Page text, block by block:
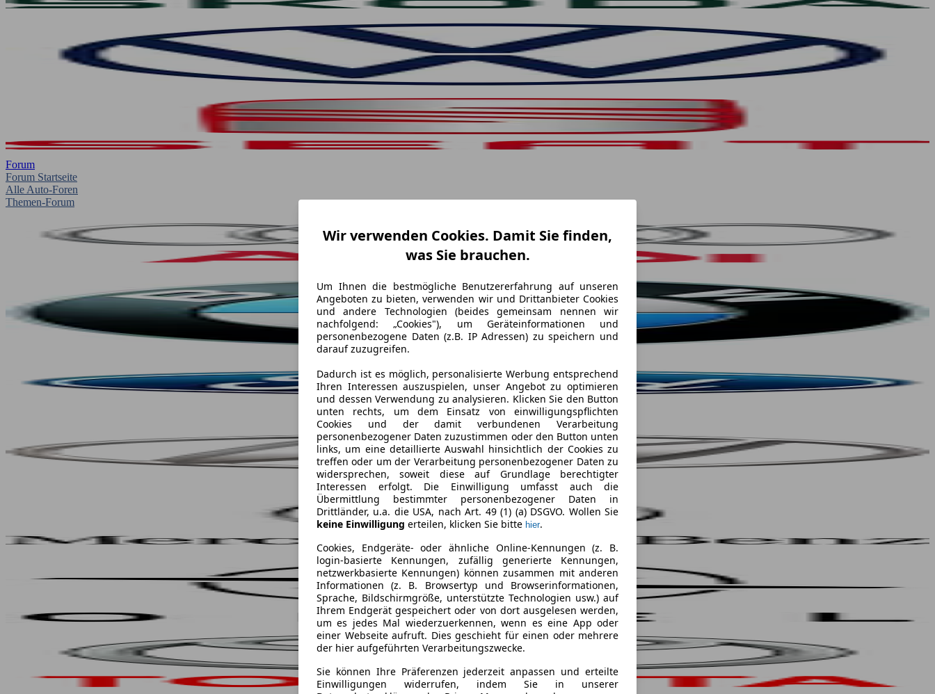
Forum
Forum Startseite
Alle Auto-Foren
Themen-Forum
Wir verwenden Cookies. Damit Sie finden,
was Sie brauchen.
Um Ihnen die bestmögliche Benutzererfahrung auf unseren
Angeboten zu bieten, verwenden wir und Drittanbieter Cookies
und andere Technologien (beides gemeinsam nennen wir
nachfolgend: „Cookies"), um Geräteinformationen und
personenbezogene Daten (z.B. IP Adressen) zu speichern und
darauf zuzugreifen.
Dadurch ist es möglich, personalisierte Werbung entsprechend
Ihren Interessen auszuspielen, unser Angebot zu optimieren
und dessen Verwendung zu analysieren. Klicken Sie den Button
unten rechts, um dem Einsatz von einwilligungspflichten
Cookies und der damit verbundenen Verarbeitung
personenbezogener Daten zuzustimmen oder den Button unten
links, um eine detaillierte Auswahl hinsichtlich der Cookies zu
treffen oder um der Verarbeitung personenbezogener Daten zu
widersprechen, soweit diese auf Grundlage berechtigter
Interessen erfolgt. Die Einwilligung umfasst auch die
Übermittlung bestimmter personenbezogener Daten in
Drittländer, u.a. die USA, nach Art. 49 (1) (a) DSGVO. Wollen Sie
keine Einwilligung erteilen, klicken Sie bitte hier.
Cookies, Endgeräte- oder ähnliche Online-Kennungen (z. B.
login-basierte Kennungen, zufällig generierte Kennungen,
netzwerkbasierte Kennungen) können zusammen mit anderen
Informationen (z. B. Browsertyp und Browserinformationen,
Sprache, Bildschirmgröße, unterstützte Technologien usw.) auf
Ihrem Endgerät gespeichert oder von dort ausgelesen werden,
um es jedes Mal wiederzuerkennen, wenn es eine App oder
einer Webseite aufruft. Dies geschieht für einen oder mehrere
der hier aufgeführten Verarbeitungszwecke.
Sie können Ihre Präferenzen jederzeit anpassen und erteilte
Einwilligungen widerrufen, indem Sie in unserer